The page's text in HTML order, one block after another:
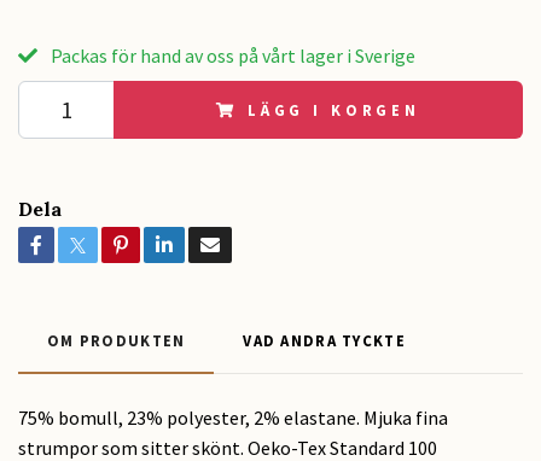
Packas för hand av oss på vårt lager i Sverige
LÄGG I KORGEN
Dela
OM PRODUKTEN VAD ANDRA TYCKTE
75% bomull, 23% polyester, 2% elastane. Mjuka fina
strumpor som sitter skönt. Oeko-Tex Standard 100